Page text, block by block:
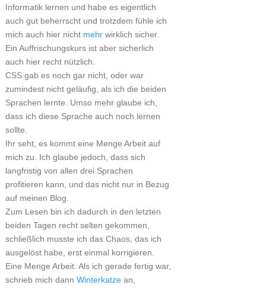
Informatik lernen und habe es eigentlich
auch gut beherrscht und trotzdem fühle ich
mich auch hier nicht mehrwirklich sicher.
Ein Auffrischungskurs ist aber sicherlich
auch hier recht nützlich.
CSS gab es noch gar nicht, oder war
zumindest nicht geläufig, als ich die beiden
Sprachen lernte. Umso mehr glaube ich,
dass ich diese Sprache auch noch lernen
sollte.
Ihr seht, es kommt eine Menge Arbeit auf
mich zu. Ich glaube jedoch, dass sich
langfristig von allen drei Sprachen
profitieren kann, und das nicht nur in Bezug
auf meinen Blog.
Zum Lesen bin ich dadurch in den letzten
beiden Tagen recht selten gekommen,
schließlich musste ich das Chaos, das ich
ausgelöst habe, erst einmal korrigieren.
Eine Menge Arbeit. Als ich gerade fertig war,
schrieb mich dann Winterkatzean,